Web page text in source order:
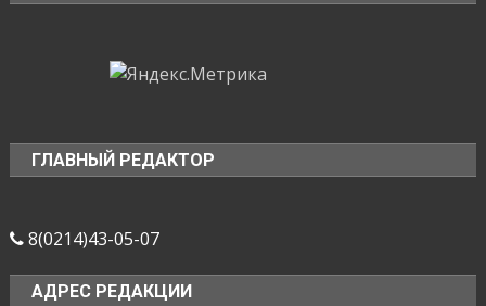
ГЛАВНЫЙ РЕДАКТОР
8(0214)43-05-07
АДРЕС РЕДАКЦИИ